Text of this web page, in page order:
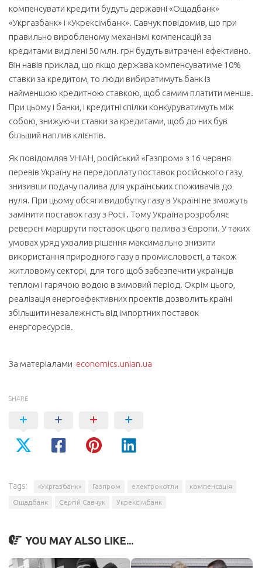
компенсувати кредити будуть державні «Ощадбанк»
«Укргазбанк» і «Укрексімбанк». Савчук повідомив, що при
правильно виробленому механізмі компенсацій за
кредитами виділені 50 млн. грн будуть витрачені ефективно.
Він навів приклад, що якщо держава компенсуватиме 10%
ставки за кредитом, то люди вибиратимуть банк із
найменшою кредитною ставкою, щоб самим платити менше.
При цьому і банки, і кредитні спілки конкуруватимуть між
собою, знижуючи ставки за кредитами, щоб до них був
більший наплив клієнтів.
Як повідомляв УНІАН, російський «Газпром» з 16 червня
перевів Україну на передоплату поставок російського газу,
знизивши подачу палива для українських споживачів до
нуля. При цьому обсяги видобутку газу в Україні не зможуть
замінити поставок газу з Росії. Тому Україна розробляє
реверсні маршрути поставок цього палива з Європи. У таких
умовах уряд ухвалив рішення максимально знизити
використання природного газу в промисловості, а також
житловому секторі, для того щоб забезпечити українців
теплом і гарячою водою в зимовий період. Окрім цього,
реалізація енергоефективних проектів дозволить країні
збільшити незалежність від імпортних поставок
енергоресурсів.
За матеріалами economics.unian.ua
SHARE
Tags: «Укргазбанк» Газпром електрокотли компенсація
Ощадбанк Сергій Савчук Укрексімбанк
YOU MAY ALSO LIKE...